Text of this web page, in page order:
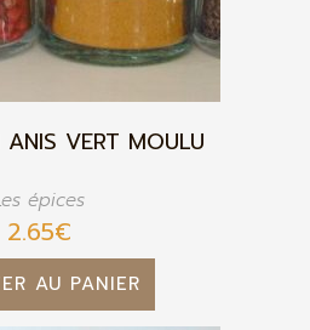
VERT MOULU
épices
2.65€
AU PANIER